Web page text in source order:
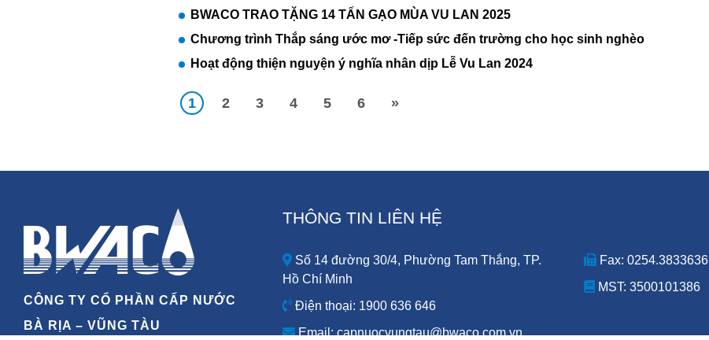
BWACO TRAO TẶNG 14 TẤN GẠO MÙA VU LAN 2025
Chương trình Thắp sáng ước mơ -Tiếp sức đến trường cho học sinh nghèo
Hoạt động thiện nguyện ý nghĩa nhân dịp Lễ Vu Lan 2024
1 2 3 4 5 6 »
CÔNG TY CỔ PHẦN CẤP NƯỚC
BÀ RỊA – VŨNG TÀU
THÔNG TIN LIÊN HỆ
Số 14 đường 30/4, Phường Tam Thắng, TP.
Hồ Chí Minh
Điện thoại: 1900 636 646
Email: capnuocvungtau@bwaco.com.vn
Fax: 0254.3833636
MST: 3500101386